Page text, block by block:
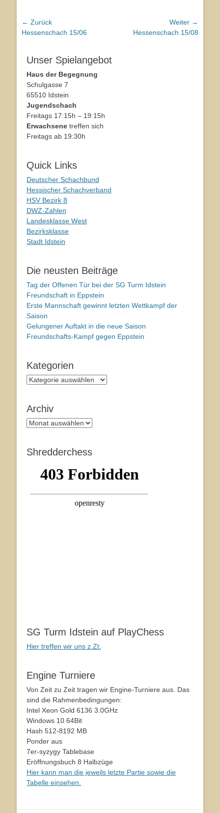
Beitragsnavigation
← Zurück
Vorhergehender
Hessenschach 15/06
Weiter →
NächsterHessenschach 15/08
Unser Spielangebot
Haus der Begegnung
Schulgasse 7
65510 Idstein
Jugendschach
Freitags 17:15h – 19:15h
Erwachsene treffen sich
Freitags ab 19:30h
Quick Links
Deutscher Schachbund
Hessischer Schachverband
HSV Bezirk 8
DWZ-Zahlen
Landesklasse West
Bezirksklasse
Stadt Idstein
Die neusten Beiträge
Tag der Offenen Tür bei der SG Turm Idstein
Freundschaft in Eppstein
Erste Mannschaft gewinnt letzten Wettkampf der
Saison
Gelungener Auftakt in die neue Saison
Freundschafts-Kampf gegen Eppstein
Kategorien
Kategorien
Archiv
Archiv
Shredderchess
SG Turm Idstein auf PlayChess
Hier treffen wir uns z.Zt.
Engine Turniere
Von Zeit zu Zeit tragen wir Engine-Turniere aus. Das
sind die Rahmenbedingungen:
Intel Xeon Gold 6136 3.0GHz
Windows 10 64Bit
Hash 512-8192 MB
Ponder aus
7er-syzygy Tablebase
Eröffnungsbuch 8 Halbzüge
Hier kann man die jeweils letzte Partie sowie die
Tabelle einsehen.